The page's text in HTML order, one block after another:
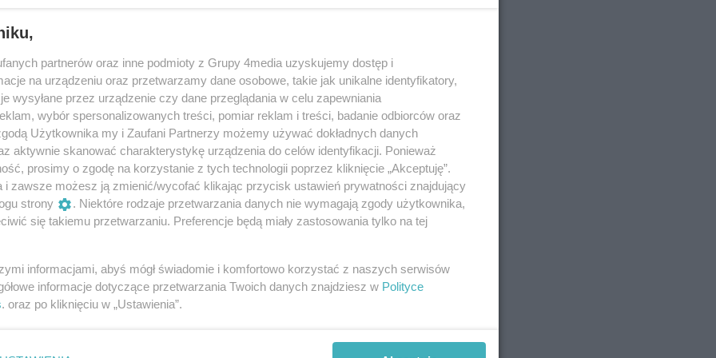
Służby Celno-Skarbowej w Gorzowie
gier w Krośnie Odrzańskim. W lokalu
zabezpieczone, a przeprowadzone
działają wbrew przepisom o grach
300 tysięcy złotych i nawet do 3 lat więzienia.
0
partnerów oraz inne podmioty z Grupy 4media uzyskujemy dostęp i
na urządzeniu oraz przetwarzamy dane osobowe, takie jak unikalne identyfikatory,
wysyłane przez urządzenie czy dane przeglądania w celu zapewniania
wybór spersonalizowanych treści, pomiar reklam i treści, badanie odbiorców oraz
Użytkownika my i Zaufani Partnerzy możemy używać dokładnych danych
aktywnie skanować charakterystykę urządzenia do celów identyfikacji. Ponieważ
prosimy o zgodę na korzystanie z tych technologii poprzez kliknięcie „Akceptuję”.
i zawsze możesz ją zmienić/wycofać klikając przycisk ustawień prywatności znajdujący
strony
. Niektóre rodzaje przetwarzania danych nie wymagają zgody użytkownika,
się takiemu przetwarzaniu. Preferencje będą miały zastosowania tylko na tej
informacjami, abyś mógł świadomie i komfortowo korzystać z naszych serwisów
informacje dotyczące przetwarzania Twoich danych znajdziesz w Polityce
. oraz po kliknięciu w „Ustawienia”.